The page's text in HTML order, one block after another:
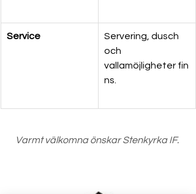
Service
Servering, dusch
och
vallamöjligheter fin
ns.
Varmt välkomna önskar Stenkyrka IF.